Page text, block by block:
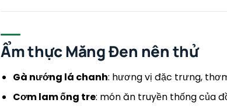
Ẩm thực Măng Đen nên thử
Gà nướng lá chanh: hương vị đặc trưng,
Cơm lam ống tre: món ăn truyền thống của